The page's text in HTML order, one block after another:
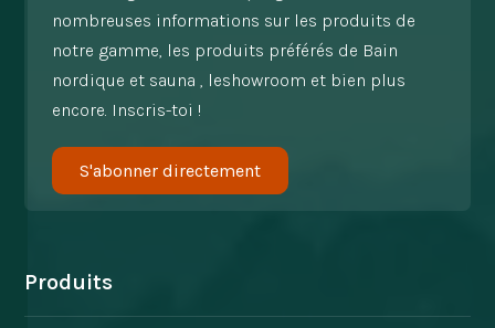
nombreuses informations sur les produits de
notre gamme, les produits préférés de Bain
nordique et sauna , leshowroom et bien plus
encore. Inscris-toi !
S'abonner directement
Produits